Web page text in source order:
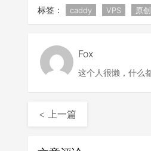
标签： caddy VPS 原创
Fox
这个人很懒，什么
< 上一篇